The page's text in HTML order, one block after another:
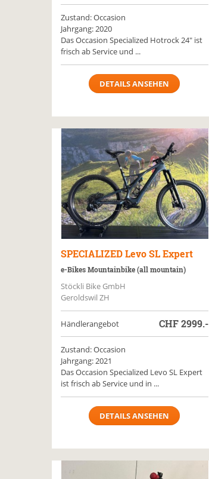
Zustand: Occasion
Jahrgang: 2020
Das Occasion Specialized Hotrock 24" ist
frisch ab Service und ...
DETAILS ANSEHEN
SPECIALIZEDLevo SL Expert
e-Bikes Mountainbike (all mountain)
Stöckli Bike GmbH
Geroldswil ZH
Händlerangebot CHF2999.-
Zustand: Occasion
Jahrgang: 2021
Das Occasion Specialized Levo SL Expert
ist frisch ab Service und in ...
DETAILS ANSEHEN